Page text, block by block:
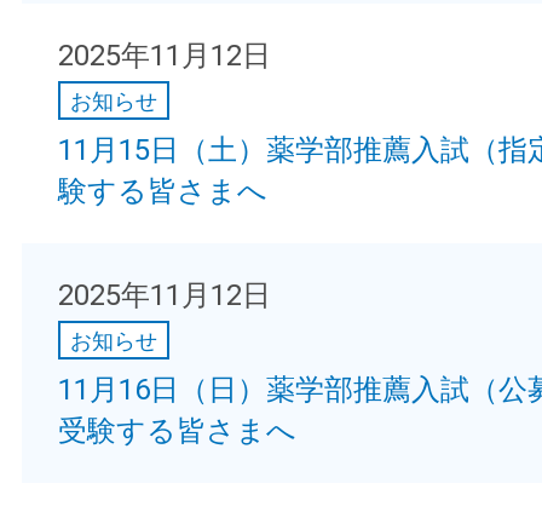
2025年11月12日
お知らせ
11月15日（土）薬学部推薦入試（指
験する皆さまへ
2025年11月12日
お知らせ
11月16日（日）薬学部推薦入試（公
受験する皆さまへ